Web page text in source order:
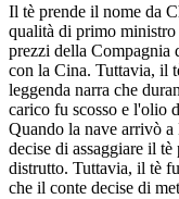
Il tè prende il nome da
qualità di primo
prezzi della Compagnia
con la Cina. Tuttavia, il
leggenda narra che
carico fu scosso e l'olio
Quando la nave arrivò
decise di assaggiare il
distrutto. Tuttavia, il tè
che il conte decise di